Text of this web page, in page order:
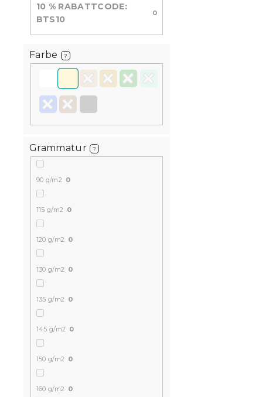
10 % RABATTCODE:
BTS10
0
Farbe ?
Grammatur ?
90 g/m2 0
115 g/m2 0
120 g/m2 0
130 g/m2 0
135 g/m2 0
145 g/m2 0
150 g/m2 0
160 g/m2 0